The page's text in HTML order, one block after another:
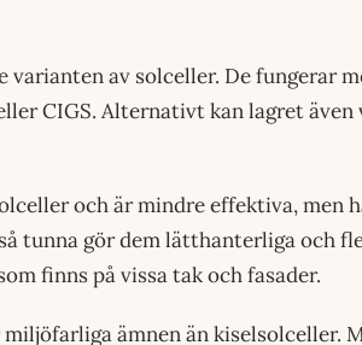
av solceller. De fungerar
CIGS. Alternativt kan lagret även
och är mindre effektiva, men
tunna gör dem lätthanterliga och
finns på vissa tak och fasader.
ämnen än kiselsolceller.